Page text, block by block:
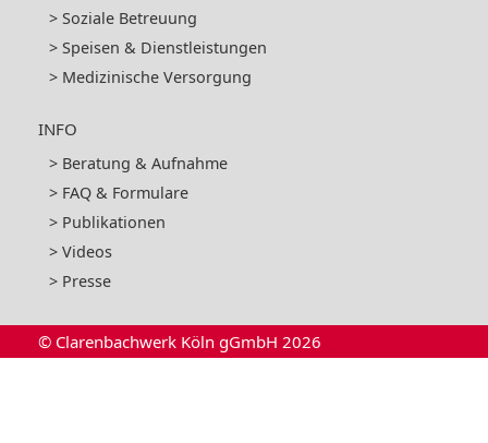
Soziale Betreuung
Speisen & Dienstleistungen
Medizinische Versorgung
INFO
Beratung & Aufnahme
FAQ & Formulare
Publikationen
Videos
Presse
© Clarenbachwerk Köln gGmbH 2026